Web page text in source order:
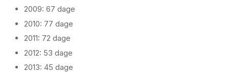
2009: 67 dage
2010: 77 dage
2011: 72 dage
2012: 53 dage
2013: 45 dage